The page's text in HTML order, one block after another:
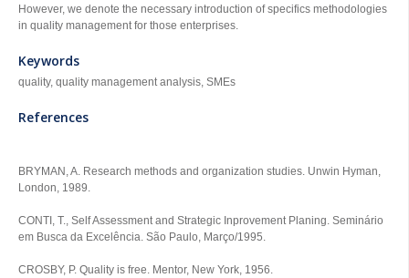
However, we denote the necessary introduction of specifics methodologies
in quality management for those enterprises.
Keywords
quality, quality management analysis, SMEs
References
BRYMAN, A. Research methods and organization studies. Unwin Hyman,
London, 1989.
CONTI, T., Self Assessment and Strategic Inprovement Planing. Seminário
em Busca da Excelência. São Paulo, Março/1995.
CROSBY, P. Quality is free. Mentor, New York, 1956.